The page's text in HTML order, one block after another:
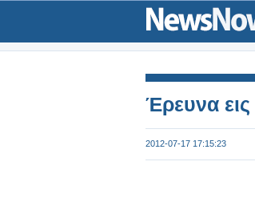
Έρευνα
2012-07-17 17:15:23